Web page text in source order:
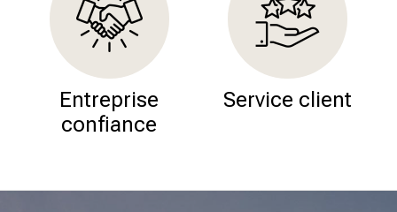
Entreprise
confiance
Service client